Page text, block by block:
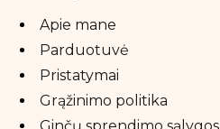
Apie mane
Parduotuvė
Pristatymai
Grąžinimo politika